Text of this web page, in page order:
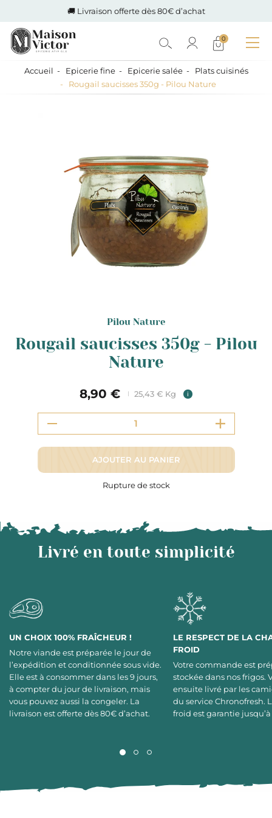
🚚 Livraison offerte dès 80€ d’achat
0
Accueil Epicerie fine Epicerie salée
Plats cuisinés
Rougail saucisses 350g - Pilou Nature
Pilou Nature
Rougail saucisses 350g - Pilou
Nature
8,90 € 25,43 € Kg i
AJOUTER AU PANIER
Rupture de stock
Livré en toute simplicité
UN CHOIX 100% FRAÎCHEUR !
Notre viande est préparée le jour de
l’expédition et conditionnée sous vide.
Elle est à consommer dans les 9 jours,
à compter du jour de livraison, mais
vous pouvez aussi la congeler. La
livraison est offerte dès 80€ d’achat.
LE RESPECT DE LA
FROID
Votre commande est
stockée dans nos frigos.
ensuite livré par les
du service Chronofresh.
froid est garantie